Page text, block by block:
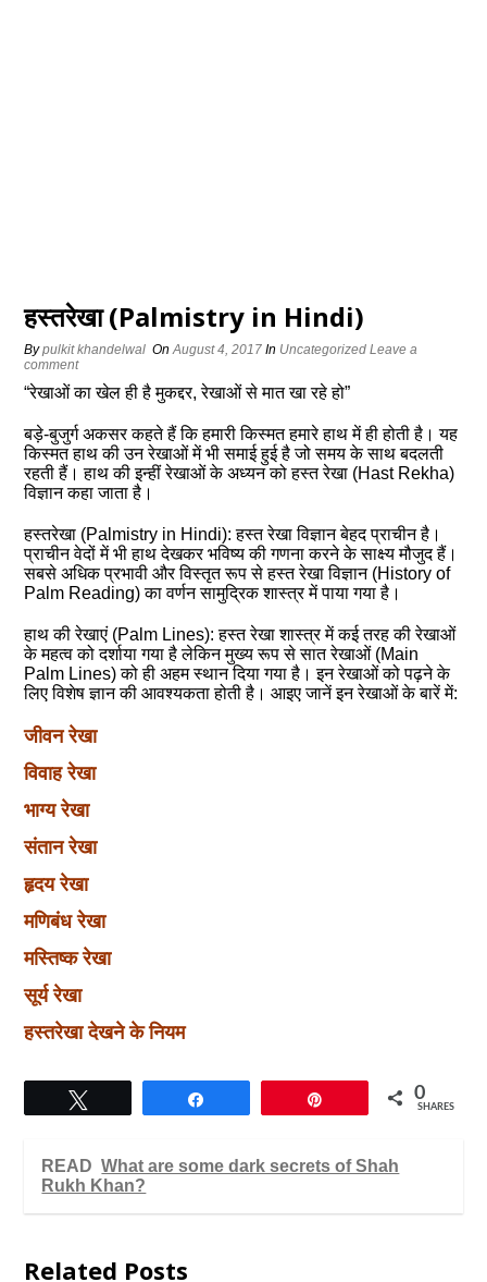
हस्तरेखा (Palmistry in Hindi)
Bypulkit khandelwal OnAugust 4, 2017 In Uncategorized Leave a
comment
“रेखाओं का खेल ही है मुकद्दर, रेखाओं से मात खा रहे हो”
बड़े-बुजुर्ग अकसर कहते हैं कि हमारी किस्मत हमारे हाथ में ही होती है। यह
किस्मत हाथ की उन रेखाओं में भी समाई हुई है जो समय के साथ बदलती
रहती हैं। हाथ की इन्हीं रेखाओं के अध्यन को हस्त रेखा (Hast Rekha)
विज्ञान कहा जाता है।
हस्तरेखा (Palmistry in Hindi): हस्त रेखा विज्ञान बेहद प्राचीन है।
प्राचीन वेदों में भी हाथ देखकर भविष्य की गणना करने के साक्ष्य मौजुद हैं।
सबसे अधिक प्रभावी और विस्तृत रूप से हस्त रेखा विज्ञान (History of
Palm Reading) का वर्णन सामुद्रिक शास्त्र में पाया गया है।
हाथ की रेखाएं (Palm Lines): हस्त रेखा शास्त्र में कई तरह की रेखाओं
के महत्व को दर्शाया गया है लेकिन मुख्य रूप से सात रेखाओं (Main
Palm Lines) को ही अहम स्थान दिया गया है। इन रेखाओं को पढ़ने के
लिए विशेष ज्ञान की आवश्यकता होती है। आइए जानें इन रेखाओं के बारें में:
जीवन रेखा
विवाह रेखा
भाग्य रेखा
संतान रेखा
हृदय रेखा
मणिबंध रेखा
मस्तिष्क रेखा
सूर्य रेखा
हस्तरेखा देखने के नियम
0
SHARES
READ What are some dark secrets of Shah
Rukh Khan?
Related Posts